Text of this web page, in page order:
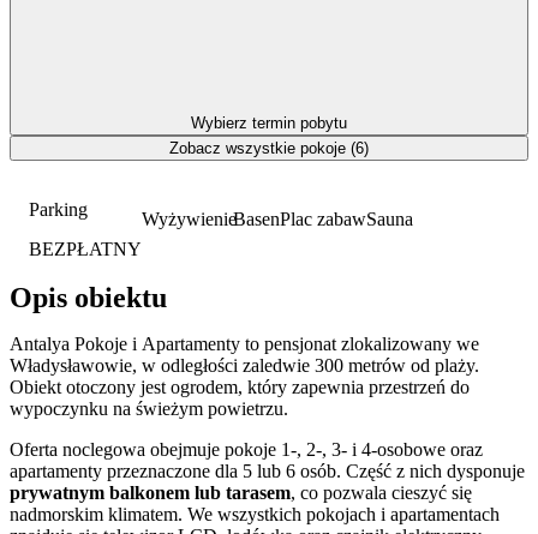
Parking
BEZPŁATNY
WyżywienieBasenPlac zabawSauna
Opis obiektu
Antalya Pokoje i Apartamenty to pensjonat zlokalizowany we
Władysławowie, w odległości zaledwie 300 metrów od plaży.
Obiekt otoczony jest ogrodem, który zapewnia przestrzeń do
wypoczynku na świeżym powietrzu.
Oferta noclegowa obejmuje pokoje 1-, 2-, 3- i 4-osobowe oraz
apartamenty przeznaczone dla 5 lub 6 osób. Część z nich dysponuje
prywatnym balkonem lub tarasem, co pozwala cieszyć się
nadmorskim klimatem. We wszystkich pokojach i apartamentach
Wybierz termin pobytu
Zobacz wszystkie pokoje (6)